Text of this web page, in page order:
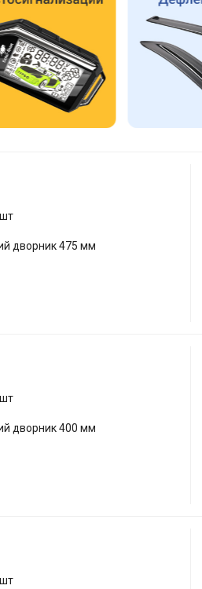
дворник 475 мм
дворник 400 мм